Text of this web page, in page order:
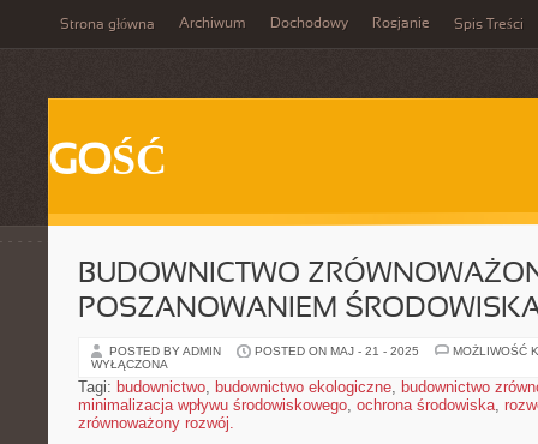
Strona główna Archiwum Dochodowy Rosjanie Spis Treści
GOŚĆ
BUDOWNICTWO
POSZANOWANIEM
POSTED BY ADMIN POSTED ON MAJ - 21 - 2025
MOŻLIWOŚĆ
WYŁĄCZONA
Tagi: budownictwo, budownictwo ekologiczne, budownictwo
minimalizacja wpływu środowiskowego, ochrona środowiska,
zrównoważony rozwój.